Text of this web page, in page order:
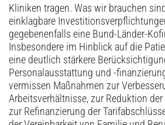
Kliniken tragen. Was wir brauchen
einklagbare
gegebenenfalls eine Bund-Länder-
Insbesondere im Hinblick auf die
eine deutlich stärkere
Personalausstattung und -
vermissen Maßnahmen zur
Arbeitsverhältnisse, zur Reduktion
zur Refinanzierung der